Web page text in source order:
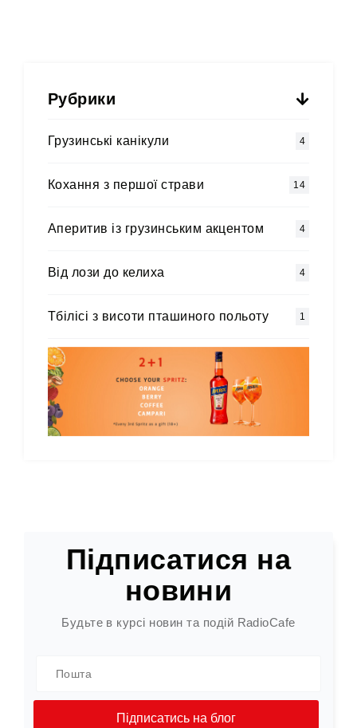
Рубрики
Грузинські канікули 4
Кохання з першої страви 14
Аперитив із грузинським акцентом 4
Від лози до келиха 4
Тбілісі з висоти пташиного польоту 1
Підписатися на
новини
Будьте в курсі новин та подій RadioCafe
Підписатись на блог